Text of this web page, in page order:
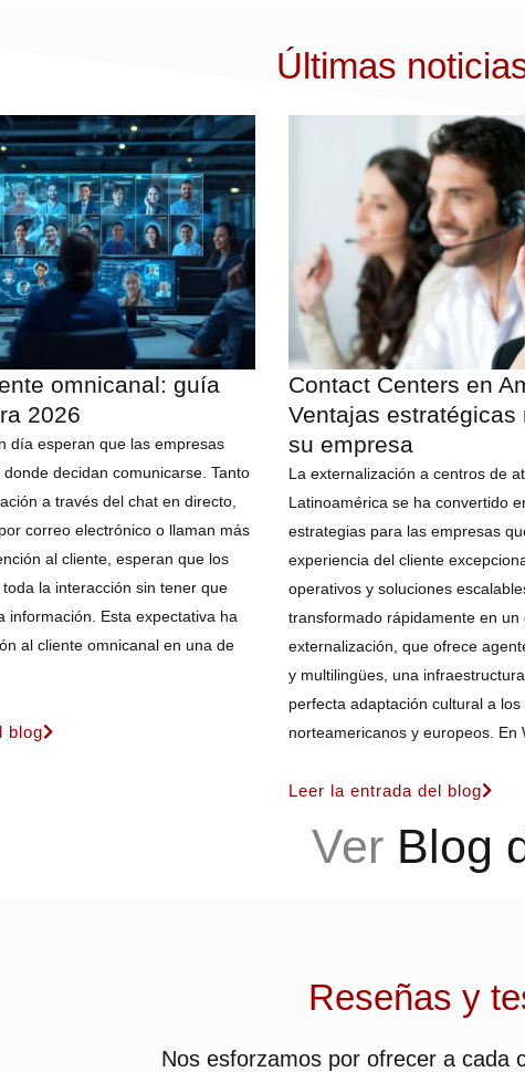
Últimas
omnicanal: guía
2026
día esperan que las empresas
decidan comunicarse. Tanto
a través del chat en directo,
correo electrónico o llaman más
al cliente, esperan que los
la interacción sin tener que
información. Esta expectativa ha
al cliente omnicanal en una de
blog
Contact Centers en
Ventajas estratégicas
su empresa
La externalización a centros de
Latinoamérica se ha convertido
estrategias para las empresas
experiencia del cliente
operativos y soluciones
transformado rápidamente en un
externalización, que ofrece
y multilingües, una
perfecta adaptación cultural a los
norteamericanos y europeos. En
Leer la entrada del blog
Ver Blog
Reseñas y
Nos esforzamos por ofrecer a cada